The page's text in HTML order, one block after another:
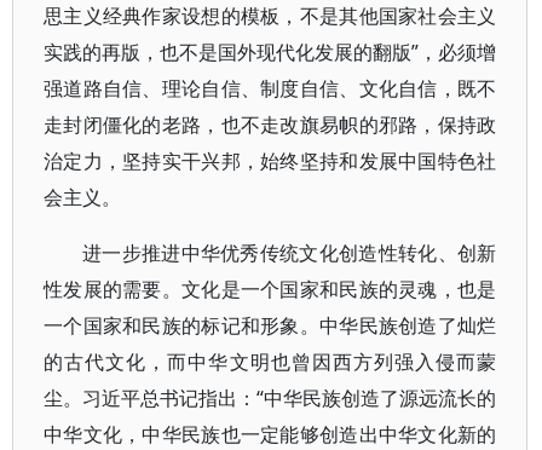
思主义经典作家设想的模板，不是其他国家社会主义
实践的再版，也不是国外现代化发展的翻版”，必须增
强道路自信、理论自信、制度自信、文化自信，既不
走封闭僵化的老路，也不走改旗易帜的邪路，保持政
治定力，坚持实干兴邦，始终坚持和发展中国特色社
会主义。
进一步推进中华优秀传统文化创造性转化、创新
性发展的需要。文化是一个国家和民族的灵魂，也是
一个国家和民族的标记和形象。中华民族创造了灿烂
的古代文化，而中华文明也曾因西方列强入侵而蒙
尘。习近平总书记指出：“中华民族创造了源远流长的
中华文化，中华民族也一定能够创造出中华文化新的